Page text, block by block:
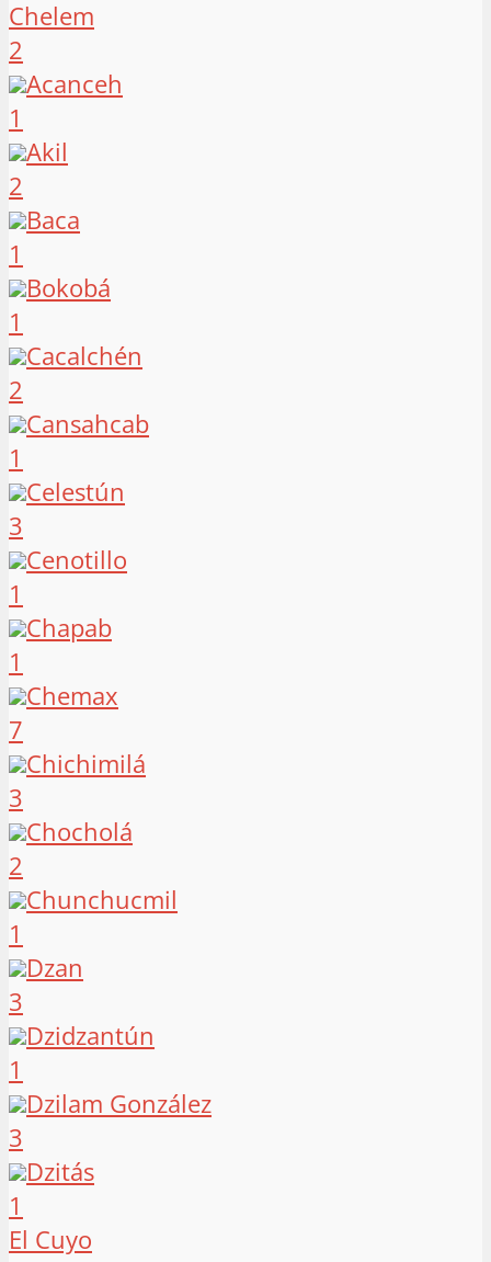
Chelem
2
Acanceh
1
Akil
2
Baca
1
Bokobá
1
Cacalchén
2
Cansahcab
1
Celestún
3
Cenotillo
1
Chapab
1
Chemax
7
Chichimilá
3
Chocholá
2
Chunchucmil
1
Dzan
3
Dzidzantún
1
Dzilam González
3
Dzitás
1
El Cuyo